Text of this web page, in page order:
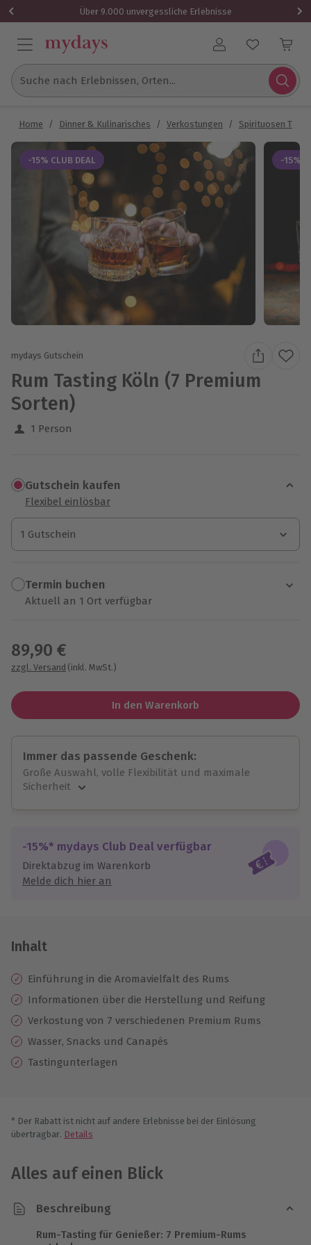
Über 9.000 unvergessliche Erlebnisse
Benutzerkonto
Suche nach Erlebnissen, Orten...
Home / Dinner & Kulinarisches / Verkostungen / Spirituosen
-15% CLUB DEAL -15%
mydays Gutschein
Rum Tasting Köln (7 Premium
Sorten)
1 Person
Gutschein kaufen
Flexibel einlösbar
1 Gutschein
1 Gutschein
1 Gutschein
Termin buchen
Aktuell an 1 Ort verfügbar
89,90 €
zzgl. Versand (inkl. MwSt.)
In den Warenkorb
Immer das passende Geschenk:
Große Auswahl, volle Flexibilität und maximale
Sicherheit
Jeder Gutschein für alle Erlebnisse einlösbar.
Maximale Sicherheit
10 Jahre gültig & verlängerbar.
-15%* mydays Club Deal verfügbar
Direktabzug im Warenkorb
Melde dich hier an
Inhalt
Einführung in die Aromavielfalt des Rums
Informationen über die Herstellung und Reifung
Verkostung von 7 verschiedenen Premium Rums
Wasser, Snacks und Canapés
Tastingunterlagen
* Der Rabatt ist nicht auf andere Erlebnisse bei der Einlösung
übertragbar. Details
Alles auf einen Blick
Beschreibung
Rum-Tasting für Genießer: 7 Premium-Rums